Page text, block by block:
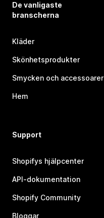
De vanligaste
branscherna
Kläder
Skönhetsprodukter
Smycken och accessoarer
Hem
Support
Shopifys hjälpcenter
API-dokumentation
Shopify Community
Bloggar